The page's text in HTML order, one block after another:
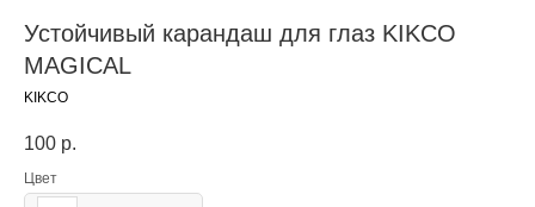
Устойчивый карандаш для глаз KIKCO
MAGICAL
KIKCO
100 р.
Цвет